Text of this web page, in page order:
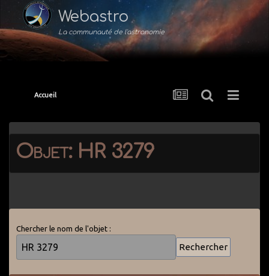
Webastro
La communauté de l'astronomie
Accueil
Objet: HR 3279
Chercher le nom de l'objet :